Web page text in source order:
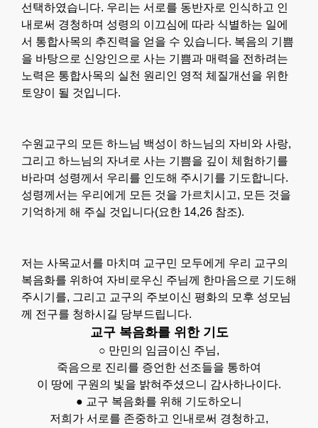
선택하였습니다. 우리는 서로를 동반자로 인식하고 인
내로써 경청하며 성령의 이끄심에 따라 식별하는 일에
서 통합사목의 추진력을 얻을 수 있습니다. 복음의 기쁨
을 바탕으로 신앙인으로 사는 기쁨과 매력을 전하려는
노력은 통합사목의 실천 원리인 영적 체질개선을 위한
토양이 될 것입니다.
수원교구의 모든 하느님 백성이 하느님의 자비와 사랑,
그리고 하느님의 자녀로 사는 기쁨을 깊이 체험하기를
바라며 성령께서 우리를 인도해 주시기를 기도합니다.
성령께서는 우리에게 모든 것을 가르치시고, 모든 것을
기억하게 해 주실 것입니다(요한 14,26 참조).
저는 사목교서를 마치며 교구민 모두에게 우리 교구의
복음화를 위하여 자비로우신 주님께 한마음으로 기도해
주시기를, 그리고 교구의 주보이신 평화의 모후 성모님
께 전구를 청하시길 당부드립니다.
교구 복음화를 위한 기도
○ 만민의 임금이신 주님,
죽음으로 진리를 증언한 선조들을 통하여
이 땅에 구원의 빛을 밝혀주셨으니 감사하나이다.
● 교구 복음화를 위해 기도하오니
저희가 서로를 존중하고 인내로써 경청하고,